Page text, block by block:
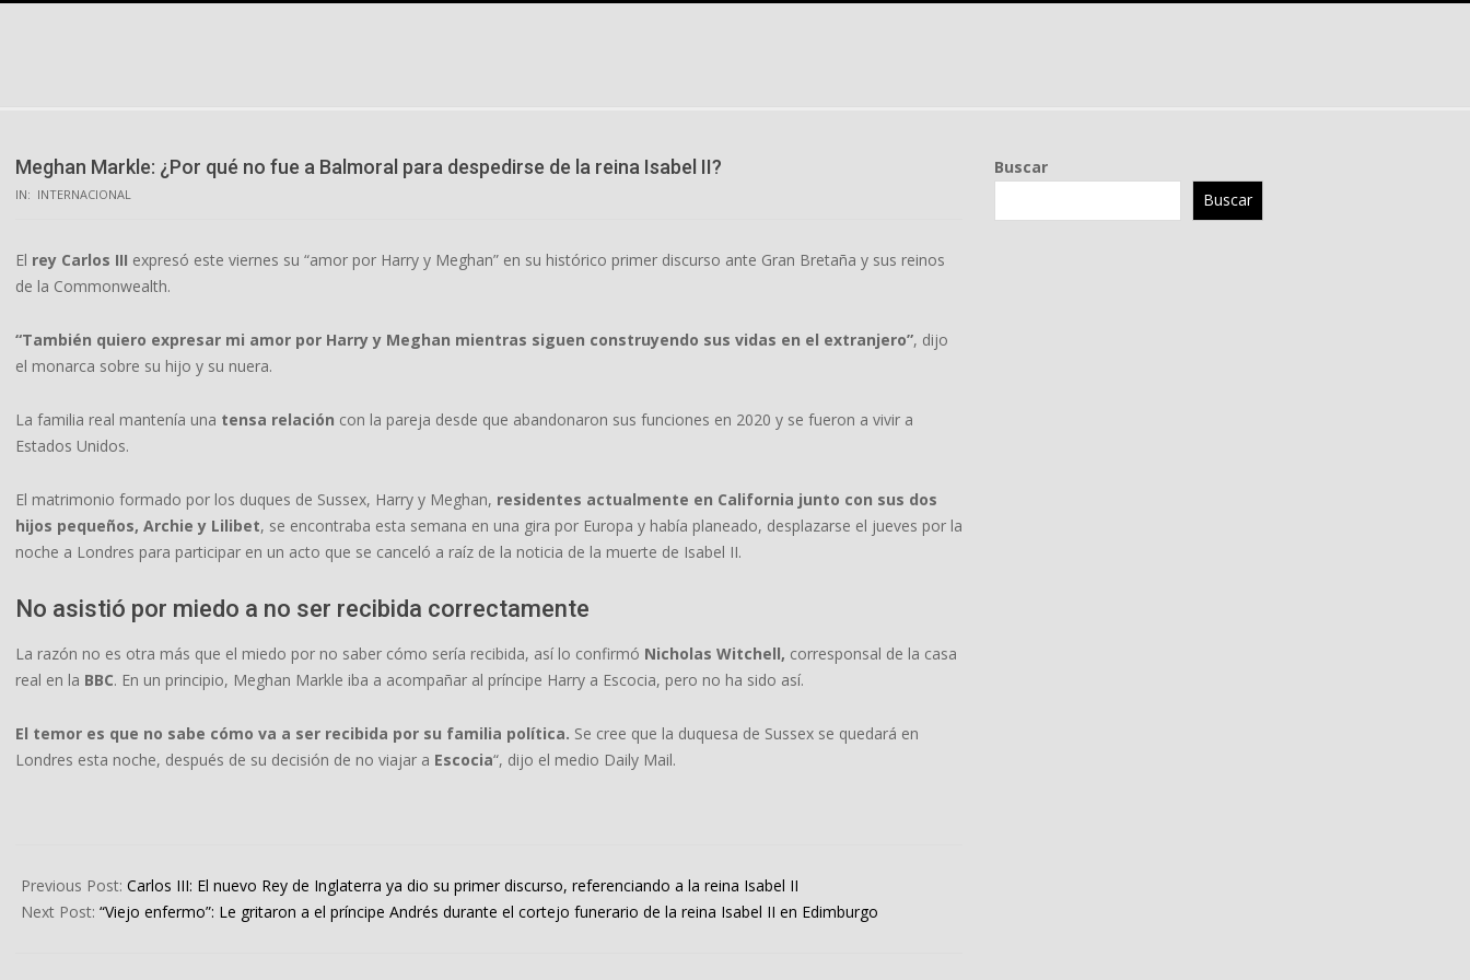
Meghan Markle: ¿Por qué no fue a Balmoral para despedirse de la reina Isabel II?
IN: INTERNACIONAL
El rey Carlos III expresó este viernes su “amor por Harry y Meghan” en su histórico primer discurso ante Gran Bretaña y sus reinos
de la Commonwealth.
“También quiero expresar mi amor por Harry y Meghan mientras siguen construyendo sus vidas en el extranjero”, dijo
el monarca sobre su hijo y su nuera.
La familia real mantenía una tensa relación con la pareja desde que abandonaron sus funciones en 2020 y se fueron a vivir a
Estados Unidos.
El matrimonio formado por los duques de Sussex, Harry y Meghan, residentes actualmente en California junto con sus dos
hijos pequeños, Archie y Lilibet, se encontraba esta semana en una gira por Europa y había planeado, desplazarse el jueves por la
noche a Londres para participar en un acto que se canceló a raíz de la noticia de la muerte de Isabel II.
No asistió por miedo a no ser recibida correctamente
La razón no es otra más que el miedo por no saber cómo sería recibida, así lo confirmó Nicholas Witchell, corresponsal de la casa
real en la BBC. En un principio, Meghan Markle iba a acompañar al príncipe Harry a Escocia, pero no ha sido así.
El temor es que no sabe cómo va a ser recibida por su familia política. Se cree que la duquesa de Sussex se quedará en
Londres esta noche, después de su decisión de no viajar a Escocia“, dijo el medio Daily Mail.
09-
09
Previous Post: Carlos III: El nuevo Rey de Inglaterra ya dio su primer discurso, referenciando a la reina Isabel II
Next Post: “Viejo enfermo”: Le gritaron a el príncipe Andrés durante el cortejo funerario de la reina Isabel II en Edimburgo
Buscar
Buscar